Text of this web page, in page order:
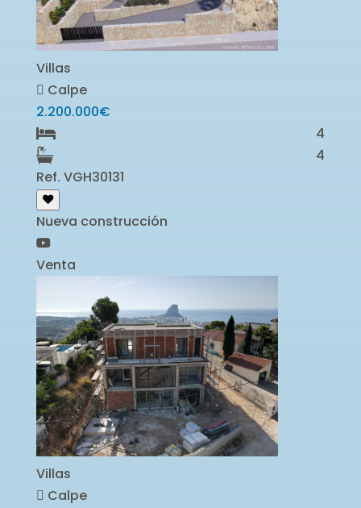
Villas
Calpe
2.200.000€
4
4
Ref. VGH30131
Nueva construcción
Venta
Villas
Calpe